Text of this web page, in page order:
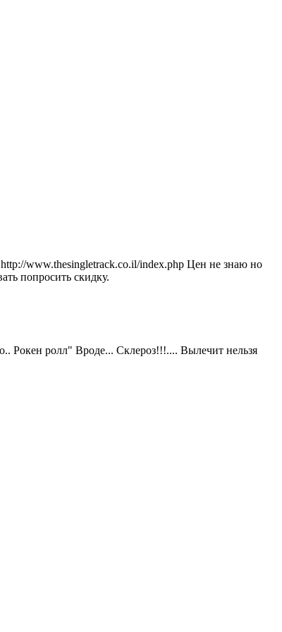
www.thesingletrack.co.il/index.php Цен не знаю но
попросить скидку.
Рокен ролл" Вроде... Склероз!!!.... Вылечит нельзя